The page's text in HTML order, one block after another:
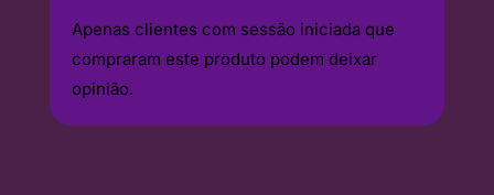
Apenas clientes com sessão iniciada que
compraram este produto podem deixar
opinião.